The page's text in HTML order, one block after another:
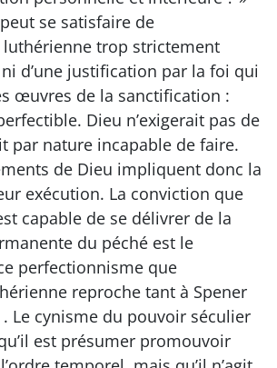
se satisfaire de
luthérienne trop strictement
d’une justification par la foi qui
œuvres de la sanctification :
Dieu n’exigerait pas de
par nature incapable de faire.
de Dieu impliquent donc la
exécution. La conviction que
capable de se délivrer de la
du péché est le
perfectionnisme que
reproche tant à Spener
. Le cynisme du pouvoir séculier
est présumer promouvoir